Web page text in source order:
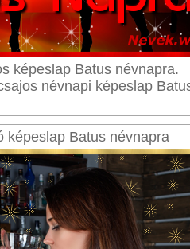
képeslap Batus névnapra.
névnapi képeslap
képeslap Batus névnapra